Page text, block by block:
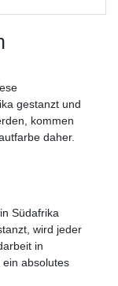
gestanzt und
kommen
daher.
Südafrika
wird jeder
in
ein absolutes